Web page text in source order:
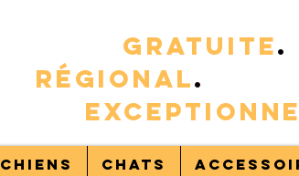
GRATUITE.
RÉGIONAL.
EXC
Chiens Chats